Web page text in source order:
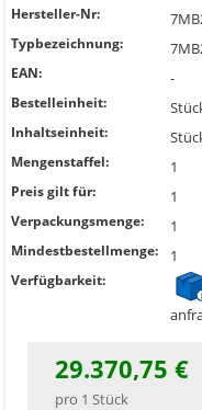
Hersteller-Nr:
Typbezeichnung:
EAN: -
Bestelleinheit:
Inhaltseinheit:
Mengenstaffel: 1
Preis gilt für: 1
Verpackungsmenge: 1
Mindestbestellmenge: 1
Verfügbarkeit:
29.370,75 €
pro 1 Stück